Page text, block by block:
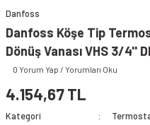
Danfoss
Danfoss Köşe Tip
Dönüş Vanası VHS 3/4''
0 Yorum Yap / Yorumları Oku
4.154,67 TL
Kategori